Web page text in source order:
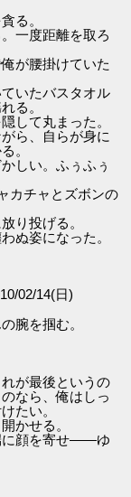
る。
一度距離を取ろ
が腰掛けていた
いたバスタオル
る。
して丸まった。
ら、自らが身に
。
しい。ふぅふぅ
カチャとズボンの
り投げる。
ぬ姿になった。
02/14(日)
腕を掴む。
が最後というの
なら、俺はしっ
たい。
かせる。
に顔を寄せ――ゆ